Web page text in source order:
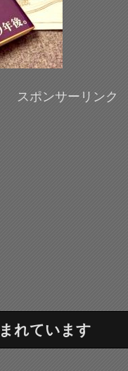
スポンサーリンク
れています